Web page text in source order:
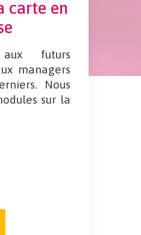
carte en
aux futurs
managers
Nous
sur la